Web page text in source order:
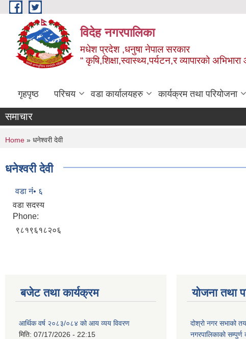
Skip to main content
विदेह नगरपालिका
मधेश प्रदेश ,धनुषा नेपाल सरकार
“ कृषि,शिक्षा,स्वास्थ्य,पर्यटन,र व्यापारको
गृहपृष्ठ परिचय वडा कार्यालयहरु कार्यक्रम तथा परियोजना
समाचार
You are here
Home » धनेश्वरी देवी
धनेश्वरी देवी
वडा नंं• ६
वडा सदस्य
Phone:
९८१९६१८२०६
बजेट तथा कार्यक्रम
आर्थिक वर्ष २०८३/०८४ को आय व्यय विवरण
मिति: 07/17/2026 - 22:15
योजना तथा
दोश्रो नगर सभाको
नगरपालिकाको सम्पुर्ण